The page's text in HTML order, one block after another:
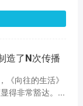
造了N次传播
《向往的生活》
得非常豁达。...